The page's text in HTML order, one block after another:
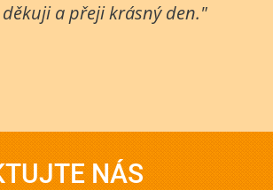
děkuji a přeji krásný den."
NÁS